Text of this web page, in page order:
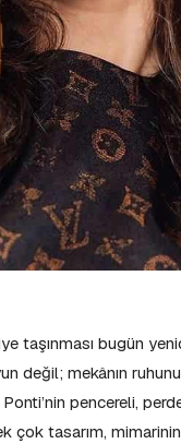
taşınması bugün
değil; mekânın
pencereli,
tasarım,